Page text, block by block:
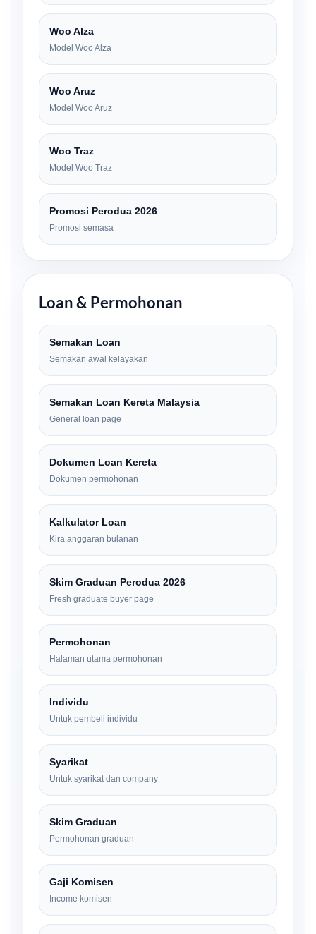
Woo Alza
Model Woo Alza
Woo Aruz
Model Woo Aruz
Woo Traz
Model Woo Traz
Promosi Perodua 2026
Promosi semasa
Loan & Permohonan
Semakan Loan
Semakan awal kelayakan
Semakan Loan Kereta Malaysia
General loan page
Dokumen Loan Kereta
Dokumen permohonan
Kalkulator Loan
Kira anggaran bulanan
Skim Graduan Perodua 2026
Fresh graduate buyer page
Permohonan
Halaman utama permohonan
Individu
Untuk pembeli individu
Syarikat
Untuk syarikat dan company
Skim Graduan
Permohonan graduan
Gaji Komisen
Income komisen